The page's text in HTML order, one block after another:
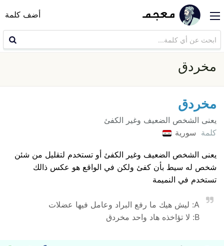
أضف كلمة
مخردق
مخردق
يعنى الشخص الضعيف وغير الكفئ
كلمة سورية
يعنى الشخص الضعيف وغير الكفئ أو تستخدم لتقليل من شئن
شخص له سيط بأن كفئ ولكن في الواقع هو عكس ذالك
تستخدم في النميمة
A: ليش هيك ما رفع البراد وعامل فيها عضلات
B: لا تؤاخذه هاد واحد مخردق